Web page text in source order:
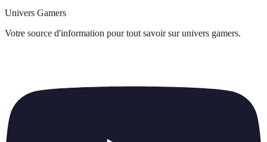
Univers Gamers
Votre source d'information pour tout savoir sur univers gamers.